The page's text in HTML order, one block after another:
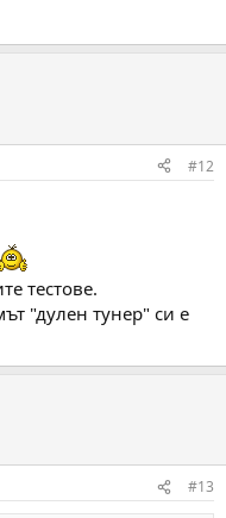
#12
тестове.
"дулен тунер" си е
#13